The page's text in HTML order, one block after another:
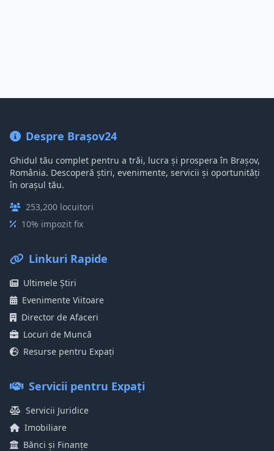
Despre Brașov24
Ghidul tău complet pentru a trăi, lucra și prospera în Brașov,
România. Descoperă știri, evenimente, servicii și oportunități
în orașul tău.
253,200 locuitori
10% impozit fix
Linkuri Rapide
Ultimele Știri
Evenimente Viitoare
Director de Afaceri
Locuri de Muncă
Resurse pentru Expați
Servicii pentru Expați
Servicii Juridice
Imobiliare
Bănci și Finanțe